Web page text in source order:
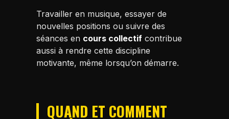
Travailler en musique, essayer de
nouvelles positions ou suivre des
séances en cours collectif contribue
aussi à rendre cette discipline
motivante, même lorsqu’on démarre.
QUAND ET COMMENT